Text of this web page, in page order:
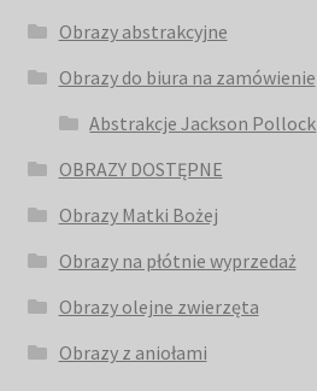
Obrazy abstrakcyjne
Obrazy do biura na zamówienie
Abstrakcje Jackson Pollock
OBRAZY DOSTĘPNE
Obrazy Matki Bożej
Obrazy na płótnie wyprzedaż
Obrazy olejne zwierzęta
Obrazy z aniołami